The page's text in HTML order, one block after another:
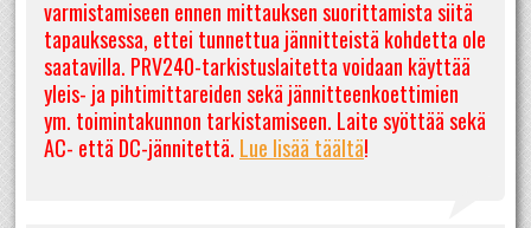
varmistamiseen ennen mittauksen suorittamista siitä
tapauksessa, ettei tunnettua jännitteistä kohdetta ole
saatavilla. PRV240-tarkistuslaitetta voidaan käyttää
yleis- ja pihtimittareiden sekä jännitteenkoettimien
ym. toimintakunnon tarkistamiseen. Laite syöttää sekä
AC- että DC-jännitettä. Lue lisää täältä!